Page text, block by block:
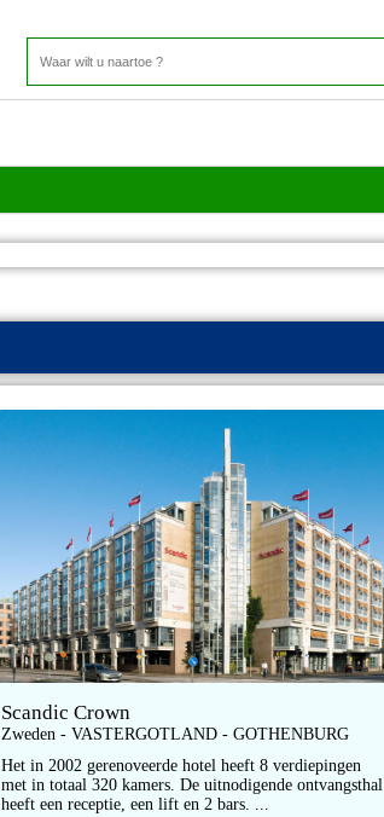
Scandic Crown
Zweden - VASTERGOTLAND - GOTHENBURG
Het in 2002 gerenoveerde hotel heeft 8 verdiepingen
met in totaal 320 kamers. De uitnodigende ontvangsthal
heeft een receptie, een lift en 2 bars. ...